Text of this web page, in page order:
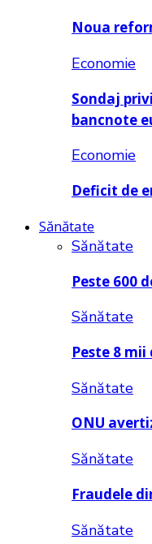
Noua
Economie
Sondaj
bancnote
Economie
Deficit de
Sănătate
Sănătate
Peste 600
Sănătate
Peste 8
Sănătate
ONU
Sănătate
Fraudele
Sănătate